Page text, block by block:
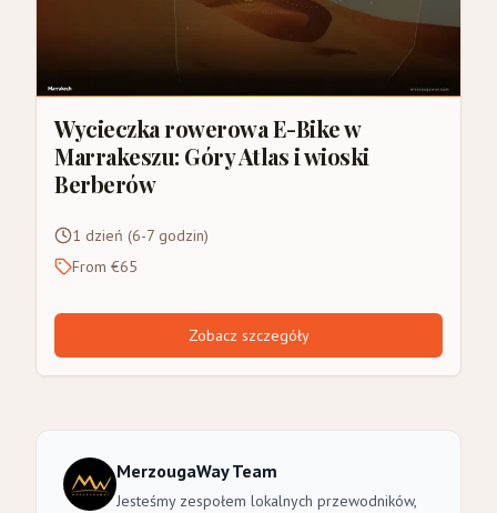
Wycieczka rowerowa E-Bike w
Marrakeszu: Góry Atlas i wioski
Berberów
1 dzień (6-7 godzin)
From €65
Zobacz szczegóły
MerzougaWay Team
Jesteśmy zespołem lokalnych przewodników,